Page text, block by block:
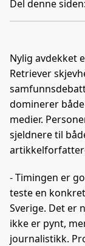
Del denne siden:
Nylig avdekket
Retriever
dominerer
medier.
sjeldnere til
- Timingen er
teste en
Sverige. Det er
ikke er pynt,
journalistikk.